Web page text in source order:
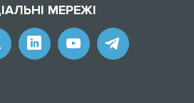
МЕРЕЖІ